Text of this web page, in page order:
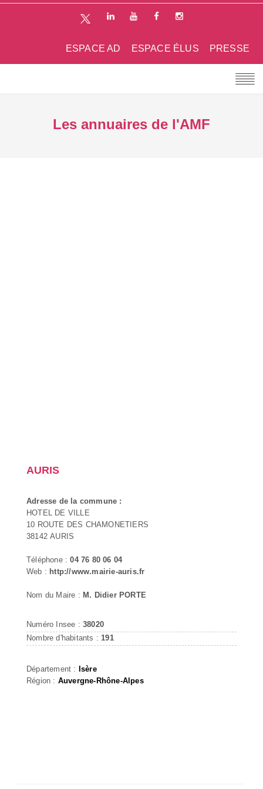
PRESSE
ESPACE ÉLUS
ESPACE AD
Les annuaires de l'AMF
AURIS
Adresse de la commune :
HOTEL DE VILLE
10 ROUTE DES CHAMONETIERS
38142 AURIS
Téléphone :04 76 80 06 04
Web : http://www.mairie-auris.fr
Nom du Maire : M. Didier PORTE
Numéro Insee : 38020
Nombre d'habitants : 191
Département : Isère
Région : Auvergne-Rhône-Alpes